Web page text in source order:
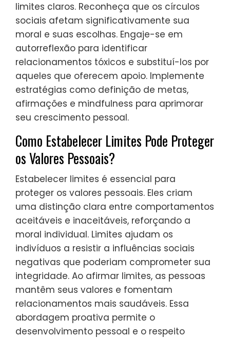
limites claros. Reconheça que os círculos
sociais afetam significativamente sua
moral e suas escolhas. Engaje-se em
autorreflexão para identificar
relacionamentos tóxicos e substituí-los por
aqueles que oferecem apoio. Implemente
estratégias como definição de metas,
afirmações e mindfulness para aprimorar
seu crescimento pessoal.
Como Estabelecer Limites Pode Proteger
os Valores Pessoais?
Estabelecer limites é essencial para
proteger os valores pessoais. Eles criam
uma distinção clara entre comportamentos
aceitáveis e inaceitáveis, reforçando a
moral individual. Limites ajudam os
indivíduos a resistir a influências sociais
negativas que poderiam comprometer sua
integridade. Ao afirmar limites, as pessoas
mantêm seus valores e fomentam
relacionamentos mais saudáveis. Essa
abordagem proativa permite o
desenvolvimento pessoal e o respeito